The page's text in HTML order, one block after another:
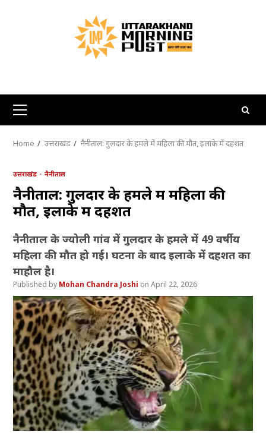
Primary
Menu
Home उत्तराखंड नैनीताल: गुलदार के हमले में महिला की मौत, इलाके में दहशत
उत्तराखंड नैनीताल
नैनीताल: गुलदार के हमले में महिला की
मौत, इलाके में दहशत
नैनीताल के ज्योली गांव में गुलदार के हमले में 49 वर्षीय
महिला की मौत हो गई। घटना के बाद इलाके में दहशत का
माहौल है।
Mohan Chandra Joshi April 22, 2026